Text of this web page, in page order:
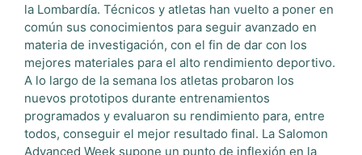
la Lombardía. Técnicos y atletas han vuelto a poner en
común sus conocimientos para seguir avanzado en
materia de investigación, con el fin de dar con los
mejores materiales para el alto rendimiento deportivo.
A lo largo de la semana los atletas probaron los
nuevos prototipos durante entrenamientos
programados y evaluaron su rendimiento para, entre
todos, conseguir el mejor resultado final. La Salomon
Advanced Week supone un punto de inflexión en la